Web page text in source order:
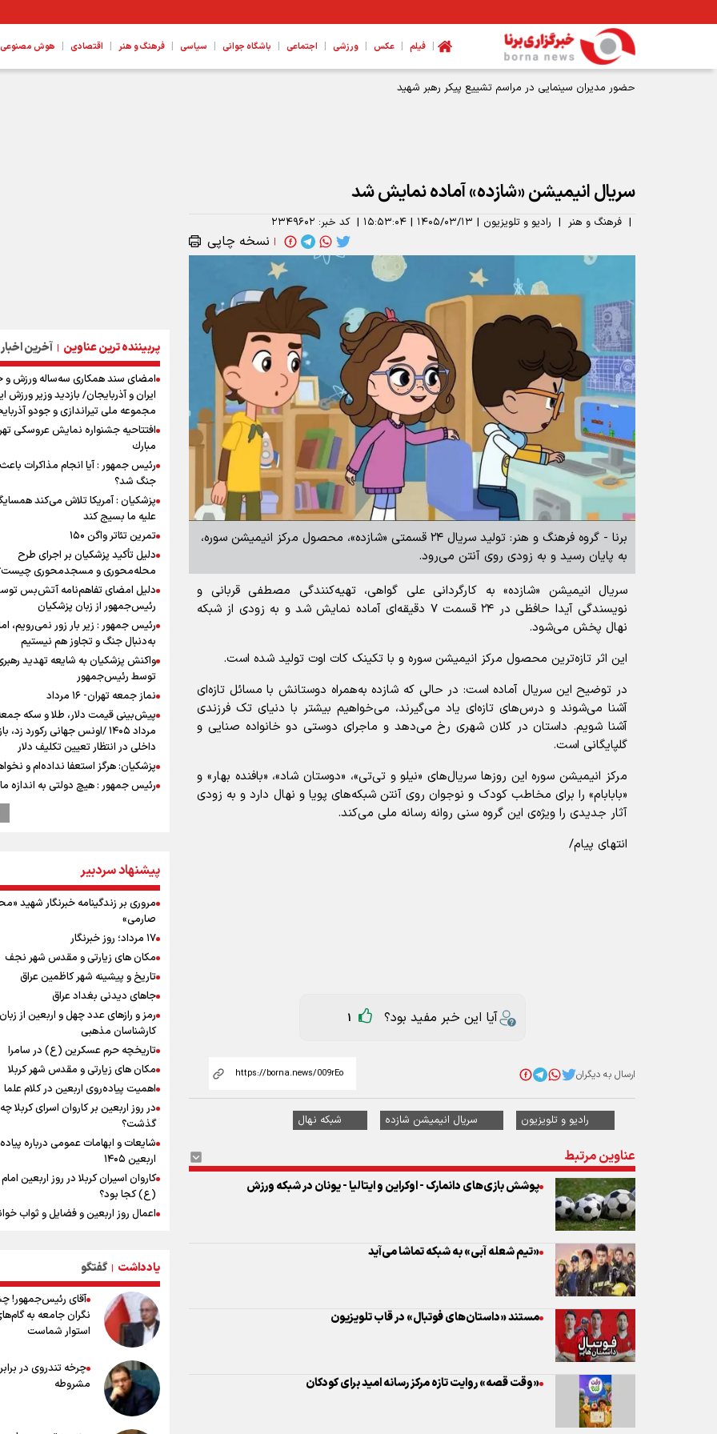
| فیلم | عکس | ورزشی | اجتماعی | باشگاه جوانی | سیاسی | فرهنگ و هنر | اقتصادی | هوش مصنوعی،
سریال انیمیشن «شازده» آماده نمایش شد
| فرهنگ و هنر | رادیو و تلویزیون | ۱۴۰۵/۰۳/۱۳ | ۱۵:۵۳:۰۴ | کد خبر: ۲۳۴۹۶۰۲
| نسخه چاپی
برنا - گروه فرهنگ و هنر: تولید سریال ۲۴ قسمتی «شازده»، محصول مرکز انیمیشن سوره،
به پایان رسید و به زودی روی آنتن می‌رود.
سریال انیمیشن «شازده» به کارگردانی علی گواهی، تهیه‌کنندگی مصطفی قربانی و
نویسندگی آیدا حافظی در ۲۴ قسمت ۷ دقیقه‌ای آماده نمایش شد و به زودی از شبکه
نهال پخش می‌شود.
این اثر تازه‌ترین محصول مرکز انیمیشن سوره و با تکینک کات اوت تولید شده است.
در توضیح این سریال آماده است: در حالی که شازده به‌همراه دوستانش با مسائل تازه‌ای
آشنا می‌شوند و درس‌های تازه‌ای یاد می‌گیرند، می‌خواهیم بیشتر با دنیای تک فرزندی
آشنا شویم. داستان در کلان شهری رخ می‌دهد و ماجرای دوستی دو خانواده صنایی و
گلپایگانی است.
مرکز انیمیشن سوره این روزها سریال‌های «نیلو و تی‌تی»، «دوستان شاد»، «بافنده بهار» و
«بابابام» را برای مخاطب کودک و نوجوان روی آنتن شبکه‌های پویا و نهال دارد و به زودی
آثار جدیدی را ویژه‌ی این گروه سنی روانه رسانه ملی می‌کند.
انتهای پیام/
سریال انیمیشن شازده
پوشش بازی‌های دانمارک - اوکراین و ایتالیا - یونان در شبکه ورزش
پربیننده ترین عناوین | آخرین اخبار
امضای سند همکاری سه‌ساله ورزش و
ایران و آذربایجان/ بازدید وزیر ورزش
مجموعه ملی تیراندازی و جودو
افتتاحیه جشنواره نمايش عروسكى
مبارك
رئیس جمهور : آیا انجام مذاکرات
جنگ شد؟
پزشکیان : آمریکا تلاش می‌کند
علیه ما بسیج کند
تمرین تئاتر واگن ۱۵۰
دلیل تأکید پزشکیان بر اجرای طرح
محله‌محوری و مسجدمحوری
دلیل امضای تفاهم‌نامه آتش‌بس
رئیس‌جمهور از زبان پزشکیان
رئیس جمهور : زیر بار زور نمی‌رویم،
به‌دنبال جنگ و تجاوز هم نیستیم
واکنش پزشکیان به شایعه تهدید
توسط رئیس‌جمهور
نماز جمعه تهران- ۱۶ مرداد
مرداد ۱۴۰۵ /اونس جهانی رکورد زد،
داخلی در انتظار تعیین تکلیف دلار
پزشکیان: هرگز استعفا نداده‌ام و
رئیس جمهور : هیچ دولتی به اندازه
جهت سیاست‌های رهبری قدم
کنسرت خسوف، ارکستر سمفونیک
نمی‌شود
ترامپ انگشت تهدید را به سمت
گرفت؛ اقتصادتان را به هم می‌ریزم
رهبر شهید انقلاب: بمباران هیروشیما
طبیعت استکباری آمریکا است
انتشار نتایج آزمون ورودی مدارس
پالایشگاه نفت اسلواکی منفجر شد
میان صعود و سقوط
وزیر ورزش و جوانان ایران از مرکز ملی
جمهوری آذربایجان بازدید کرد
موسی جنپو، بازیکن فصل گذشته
پانتولیکوس یونان پیوست
بازدید وزیر ورزش ایران از مجموعه ملی
تیراندازی باکو یکی از مجهزترین مراکز
تیراندازی منطقه
افزایش تعداد قربانیان تیراندازی در
تایلندی
ورزشکاران سنگنوردی
پیشنهاد سردبیر
مروری بر زندگینامه خبرنگار شهید
صارمی»
۱۷ مرداد؛ روز خبرنگار
مکان های زیارتی و مقدس شهر نجف
تاریخ و پیشینه شهر کاظمین عراق
جاهای دیدنی بغداد عراق
رمز و رازهای عدد چهل و اربعین از زبان
کارشناسان مذهبی
تاریخچه حرم عسکرین (ع) در سامرا
مکان های زیارتی و مقدس شهر کربلا
اهمیت پیاده‌روی اربعین در کلام علما
در روز اربعین بر کاروان اسرای کربلا چه
گذشت؟
شایعات و ابهامات عمومی درباره
اربعین ۱۴۰۵
کاروان اسیران کربلا در روز اربعین
(ع) کجا بود؟
اعمال روز اربعین و فضایل و ثواب
وجه تسمیه و علت نامگذاری شهر نجف
راهنمای کامل درباره مسیر پیاده روی
از طریق العلماء
وجه تسمیه و علت نامگذاری شهر
وجه تسمیه و علت نامگذاری شهر کربلا
بهترین موکب‌های ایرانی در پیاده روی
۱۴۰۵
توصیه هایی مهم برای پیچ خوردگی پا در
پیاده روی اربعین
یادداشت | گفتگو
آقای رئیس‌جمهور!
نگران جامعه به
استوار شماست
چرخه تندروی در
مشروطه